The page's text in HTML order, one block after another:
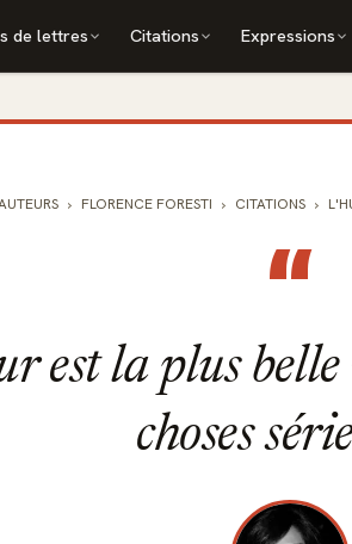
de lettres Citations Expressions
FLORENCE FORESTI CITATIONS
“
est la plus
choses